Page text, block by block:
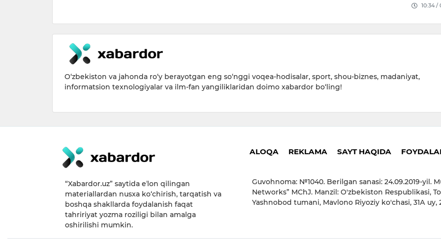
10:34 /
O‘zbekiston va jahonda ro‘y berayotgan eng so‘nggi voqea-hodisalar, sport, shou-biznes, madaniyat,
informatsion texnologiyalar va ilm-fan yangiliklaridan doimo xabardor bo‘ling!
“Xabardor.uz” saytida eʼlon qilingan
materiallardan nusxa ko‘chirish, tarqatish va
boshqa shakllarda foydalanish faqat
tahririyat yozma roziligi bilan amalga
oshirilishi mumkin.
ALOQA REKLAMA SAYT HAQIDA
Guvohnoma: №1040. Berilgan sanasi: 24.09.2019-yil.
Networks” MChJ. Manzil: O'zbekiston Respublikasi,
Yashnobod tumani, Mavlono Riyoziy ko'chasi, 31А uy,